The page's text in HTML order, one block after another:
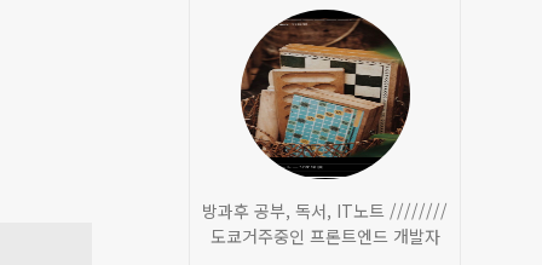
방과후 공부, 독서, IT노트 ////////
도쿄거주중인 프론트엔드 개발자